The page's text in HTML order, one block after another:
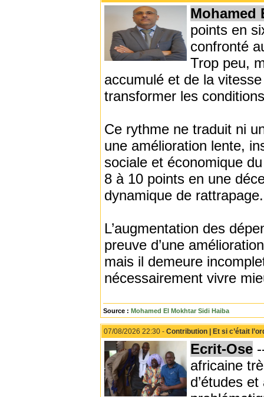
Mohamed
points en
confronté
Trop peu,
accumulé et de la
transformer les
Ce rythme ne traduit ni
une amélioration lente,
sociale et économique
8 à 10 points en une
dynamique de rattrapage.
L’augmentation des
preuve d’une
mais il demeure
nécessairement vivre
Source : Mohamed El Mokhtar Sidi Haiba
07/08/2026 22:30 - Contribution | Et si c’était
Ecrit-Ose
africaine
d’études